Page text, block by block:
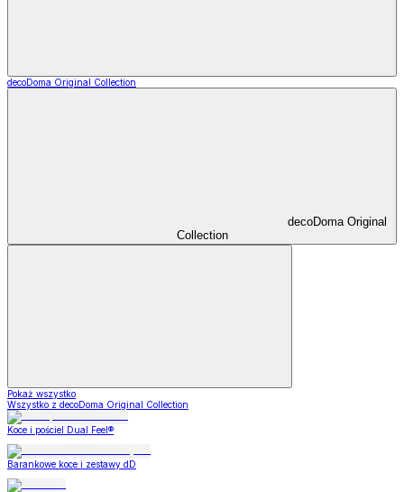
decoDoma Original Collection
decoDoma Original
Collection
Pokaż wszystko
Wszystko z decoDoma Original Collection
Koce i pościel Dual Feel®
Barankowe koce i zestawy dD